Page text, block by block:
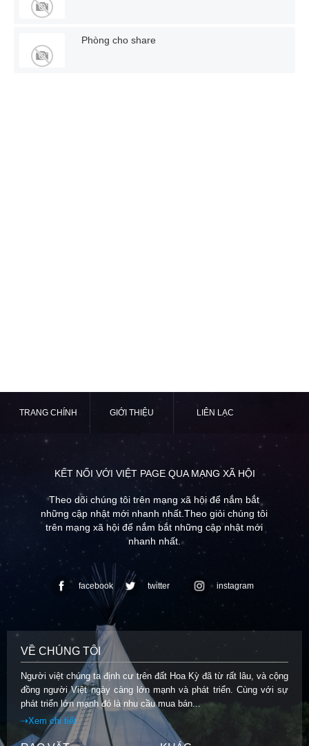
Phòng cho share
TRANG CHÍNH GIỚI THIỆU LIÊN LẠC
KẾT NỐI VỚI VIỆT PAGE QUA MẠNG XÃ HỘI
Theo dõi chúng tôi trên mạng xã hội để nắm bắt
những cập nhật mới nhanh nhất.Theo giỏi chúng tôi
trên mạng xã hội để nắm bắt những cập nhật mới
nhanh nhất.
facebook twitter instagram
VỀ CHÚNG TÔI
Người việt chúng ta định cư trên đất Hoa Kỳ đã từ rất lâu, và cộng
đồng người Việt ngày càng lớn mạnh và phát triển. Cùng với sự
phát triển lớn mạnh đó là nhu cầu mua bán...
⇢Xem chi tiết